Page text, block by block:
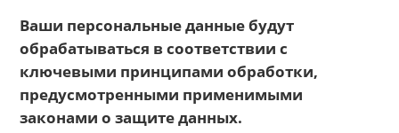
Ваши персональные данные будут
обрабатываться в соответствии с
ключевыми принципами обработки,
предусмотренными применимыми
законами о защите данных.